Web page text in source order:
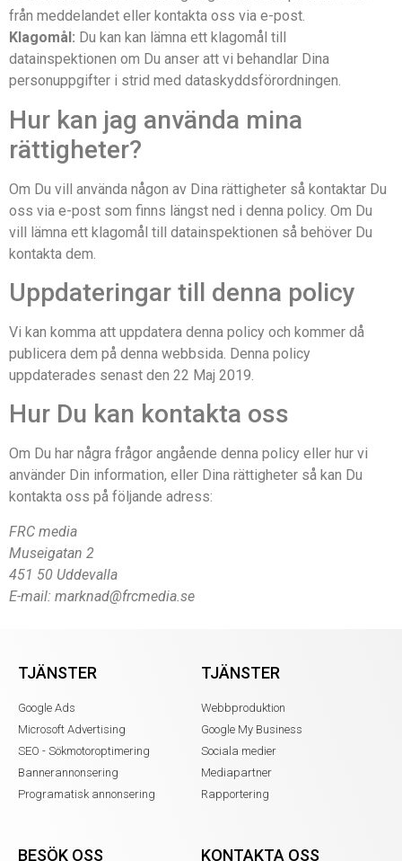
från meddelandet eller kontakta oss via e-post.
Klagomål: Du kan kan lämna ett klagomål till
datainspektionen om Du anser att vi behandlar Dina
personuppgifter i strid med dataskyddsförordningen.
Hur kan jag använda mina
rättigheter?
Om Du vill använda någon av Dina rättigheter så kontaktar Du
oss via e-post som finns längst ned i denna policy. Om Du
vill lämna ett klagomål till datainspektionen så behöver Du
kontakta dem.
Uppdateringar till denna policy
Vi kan komma att uppdatera denna policy och kommer då
publicera dem på denna webbsida. Denna policy
uppdaterades senast den 22 Maj 2019.
Hur Du kan kontakta oss
Om Du har några frågor angående denna policy eller hur vi
använder Din information, eller Dina rättigheter så kan Du
kontakta oss på följande adress:
FRC media
Museigatan 2
451 50 Uddevalla
E-mail: marknad@frcmedia.se
TJÄNSTER
Google Ads
Microsoft Advertising
SEO - Sökmotoroptimering
Bannerannonsering
Programatisk annonsering
TJÄNSTER
Webbproduktion
Google My Business
Sociala medier
Mediapartner
Rapportering
BESÖK OSS KONTAKTA OSS